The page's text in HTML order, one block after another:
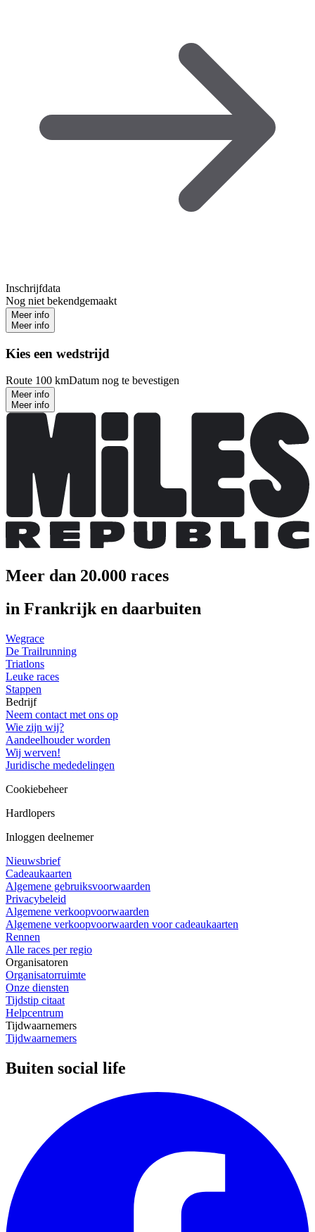
Inschrijfdata
Nog niet bekendgemaakt
Meer info
Meer info
Kies een wedstrijd
Route 100 kmDatum nog te bevestigen
Meer info
Meer info
Meer dan 20.000 races
in Frankrijk en daarbuiten
Wegrace
De Trailrunning
Triatlons
Leuke races
Stappen
Bedrijf
Neem contact met ons op
Wie zijn wij?
Aandeelhouder worden
Wij werven!
Juridische mededelingen
Cookiebeheer
Hardlopers
Inloggen deelnemer
Nieuwsbrief
Cadeaukaarten
Algemene gebruiksvoorwaarden
Privacybeleid
Algemene verkoopvoorwaarden
Algemene verkoopvoorwaarden voor cadeaukaarten
Rennen
Alle races per regio
Organisatoren
Organisatorruimte
Onze diensten
Tijdstip citaat
Helpcentrum
Tijdwaarnemers
Tijdwaarnemers
Buiten social life